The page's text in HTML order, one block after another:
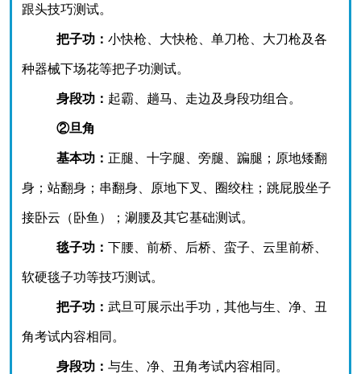
跟头技巧测试。
把子功： 小快枪、大快枪、单刀枪、大刀枪及各
种器械下场花等把子功测试。
身段功： 起霸、趟马、走边及身段功组合。
②旦角
基本功： 正腿、十字腿、旁腿、蹁腿；原地矮翻
身；站翻身；串翻身、原地下叉、圈绞柱；跳屁股坐子
接卧云（卧鱼）；涮腰及其它基础测试。
毯子功： 下腰、前桥、后桥、蛮子、云里前桥、
软硬毯子功等技巧测试。
把子功： 武旦可展示出手功，其他与生、净、丑
角考试内容相同。
身段功： 与生、净、丑角考试内容相同。